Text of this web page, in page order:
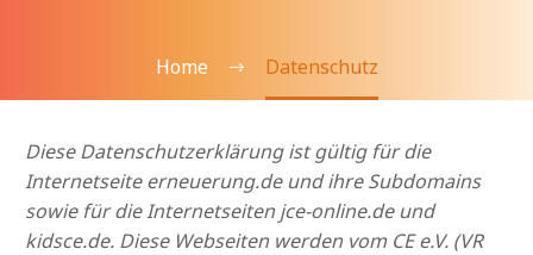
Home Datenschutz
Diese Datenschutzerklärung ist gültig für die
Internetseite erneuerung.de und ihre Subdomains
sowie für die Internetseiten jce-online.de und
kidsce.de. Diese Webseiten werden vom CE e.V. (VR